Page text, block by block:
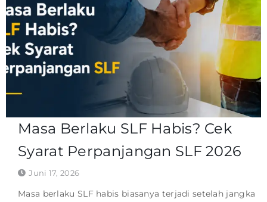
Masa Berlaku SLF Habis? Cek
Syarat Perpanjangan SLF 2026
Juni 17, 2026
Masa berlaku SLF habis biasanya terjadi setelah jangka